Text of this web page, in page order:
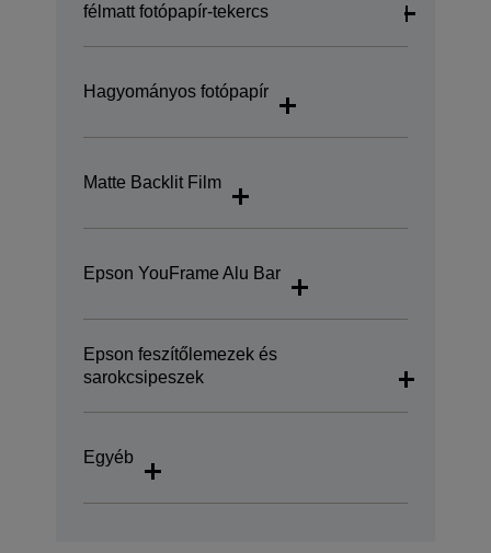
félmatt fotópapír-tekercs
Hagyományos fotópapír
Matte Backlit Film
Epson YouFrame Alu Bar
Epson feszítőlemezek és
sarokcsipeszek
Egyéb